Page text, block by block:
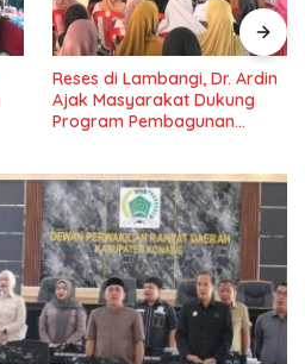
Reses di Lambangi, Dr. Ardin
Ajak Masyarakat Dukung
Program Pembagunan